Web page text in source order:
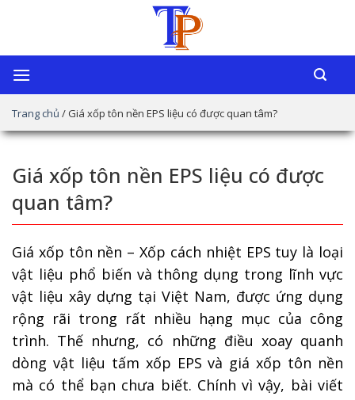
dung
Trang chủ / Giá xốp tôn nền EPS liệu có được quan tâm?
Giá xốp tôn nền EPS liệu có được
quan tâm?
Giá xốp tôn nền – Xốp cách nhiệt EPS tuy là loại
vật liệu phổ biến và thông dụng trong lĩnh vực
vật liệu xây dựng tại Việt Nam, được ứng dụng
rộng rãi trong rất nhiều hạng mục của công
trình. Thế nhưng, có những điều xoay quanh
dòng vật liệu tấm xốp EPS và giá xốp tôn nền
mà có thể bạn chưa biết. Chính vì vậy, bài viết